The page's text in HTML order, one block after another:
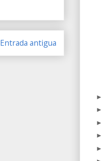
Entrada antigua
►
►
►
►
►